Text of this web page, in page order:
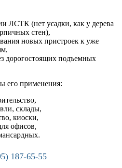
ЛСТК (нет усадки, как у дерева
стен),
новых пристроек к уже
дорогостоящих подъемных
его применения:
склады,
киоски,
офисов,
187-65-55